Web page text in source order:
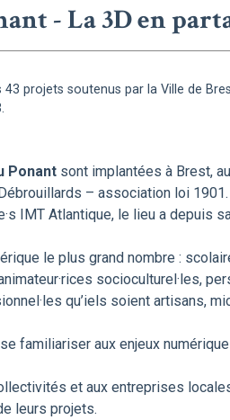
- La 3D en
projets soutenus par la Ville de
Ponant sont implantées à Brest,
– association loi 1901.
IMT Atlantique, le lieu a depuis
le plus grand nombre :
socioculturel·les,
qu’iels soient artisans,
familiariser aux enjeux
et aux entreprises
leurs projets.